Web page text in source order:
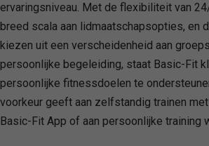
ervaringsniveau. Met de flexibiliteit van
breed scala aan lidmaatschapsopties, en
kiezen uit een verscheidenheid aan
persoonlijke begeleiding, staat Basic-Fit
persoonlijke fitnessdoelen te
voorkeur geeft aan zelfstandig trainen
Basic-Fit App of aan persoonlijke training